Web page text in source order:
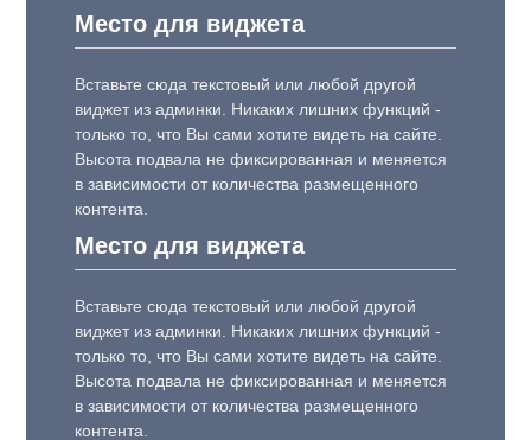
Место для виджета
Вставьте сюда текстовый или любой другой
виджет из админки. Никаких лишних функций -
только то, что Вы сами хотите видеть на сайте.
Высота подвала не фиксированная и меняется
в зависимости от количества размещенного
контента.
Место для виджета
Вставьте сюда текстовый или любой другой
виджет из админки. Никаких лишних функций -
только то, что Вы сами хотите видеть на сайте.
Высота подвала не фиксированная и меняется
в зависимости от количества размещенного
контента.